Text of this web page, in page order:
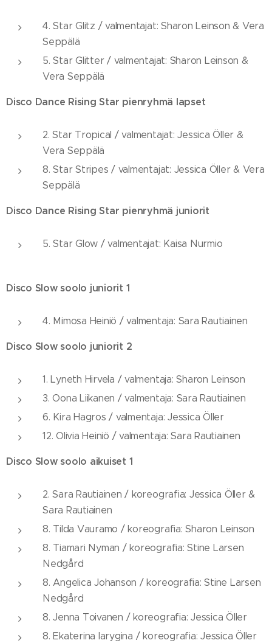
4. Star Glitz / valmentajat: Sharon Leinson & Vera
Seppälä
5. Star Glitter / valmentajat: Sharon Leinson &
Vera Seppälä
Disco Dance Rising Star pienryhmä lapset
2. Star Tropical / valmentajat: Jessica Öller &
Vera Seppälä
8. Star Stripes / valmentajat: Jessica Öller & Vera
Seppälä
Disco Dance Rising Star pienryhmä juniorit
5. Star Glow / valmentajat: Kaisa Nurmio
Disco Slow soolo juniorit 1
4. Mimosa Heiniö / valmentaja: Sara Rautiainen
Disco Slow soolo juniorit 2
1. Lyneth Hirvela / valmentaja: Sharon Leinson
3. Oona Liikanen / valmentaja: Sara Rautiainen
6. Kira Hagros / valmentaja: Jessica Öller
12. Olivia Heiniö / valmentaja: Sara Rautiainen
Disco Slow soolo aikuiset 1
2. Sara Rautiainen / koreografia: Jessica Öller &
Sara Rautiainen
8. Tilda Vauramo / koreografia: Sharon Leinson
8. Tiamari Nyman / koreografia: Stine Larsen
Nedgård
8. Angelica Johanson / koreografia: Stine Larsen
Nedgård
8. Jenna Toivanen / koreografia: Jessica Öller
8. Ekaterina Iarygina / koreografia: Jessica Öller